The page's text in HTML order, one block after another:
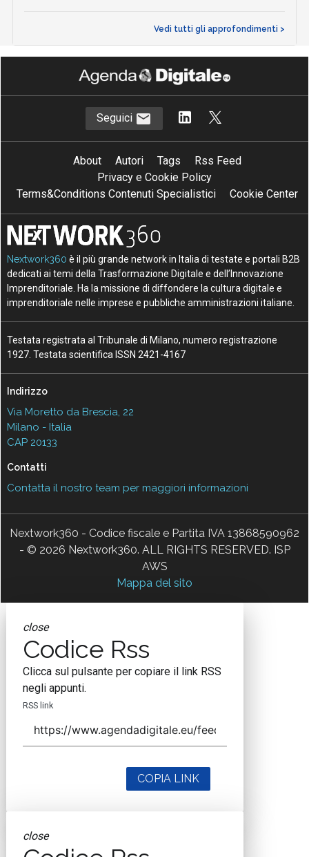
Vedi tutti gli approfondimenti >
Seguici
About Autori Tags
Rss Feed
Privacy e Cookie Policy
Terms&Conditions Contenuti Specialistici
Cookie Center
Nextwork360 è il più grande network in Italia di testate e portali B2B
dedicati ai temi della Trasformazione Digitale e dell’Innovazione
Imprenditoriale. Ha la missione di diffondere la cultura digitale e
imprenditoriale nelle imprese e pubbliche amministrazioni italiane.
Testata registrata al Tribunale di Milano, numero registrazione
1927. Testata scientifica ISSN 2421-4167
Indirizzo
Via Moretto da Brescia, 22
Milano - Italia
CAP 20133
Contatti
Contatta il nostro team per maggiori informazioni
Nextwork360 - Codice fiscale e Partita IVA 13868590962
- © 2026 Nextwork360. ALL RIGHTS RESERVED. ISP
AWS
Mappa del sito
close
Codice Rss
Clicca sul pulsante per copiare il link RSS
negli appunti.
RSS link
COPIA LINK
close